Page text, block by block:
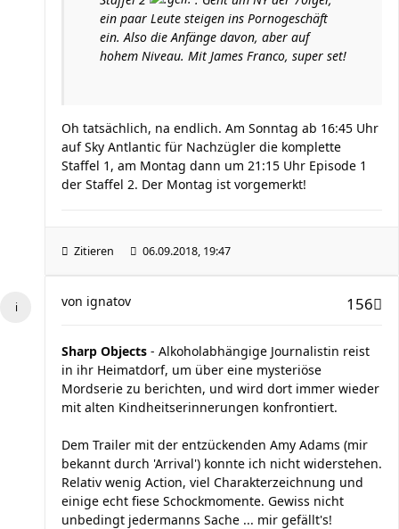
ein paar Leute steigen ins Pornogeschäft
ein. Also die Anfänge davon, aber auf
hohem Niveau. Mit James Franco, super set!
Oh tatsächlich, na endlich. Am Sonntag ab 16:45 Uhr
auf Sky Antlantic für Nachzügler die komplette
Staffel 1, am Montag dann um 21:15 Uhr Episode 1
der Staffel 2. Der Montag ist vorgemerkt!
Zitieren 06.09.2018, 19:47
156
von ignatov
Sharp Objects - Alkoholabhängige Journalistin reist
in ihr Heimatdorf, um über eine mysteriöse
Mordserie zu berichten, und wird dort immer wieder
mit alten Kindheitserinnerungen konfrontiert.
Dem Trailer mit der entzückenden Amy Adams (mir
bekannt durch 'Arrival') konnte ich nicht widerstehen.
Relativ wenig Action, viel Charakterzeichnung und
einige echt fiese Schockmomente. Gewiss nicht
unbedingt jedermanns Sache ... mir gefällt's!